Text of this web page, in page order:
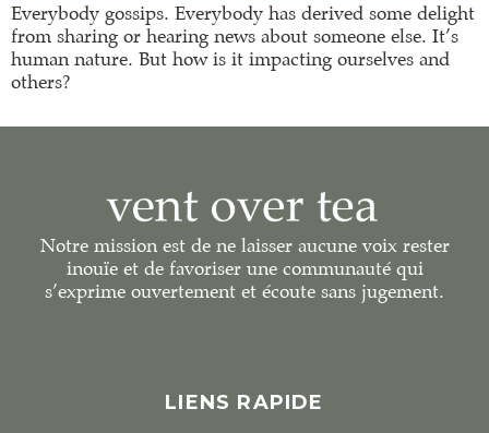
Everybody gossips. Everybody has derived some delight
from sharing or hearing news about someone else. It’s
human nature. But how is it impacting ourselves and
others?
Notre mission est de ne laisser aucune voix rester
inouïe et de favoriser une communauté qui
s’exprime ouvertement et écoute sans jugement.
LIENS RAPIDE